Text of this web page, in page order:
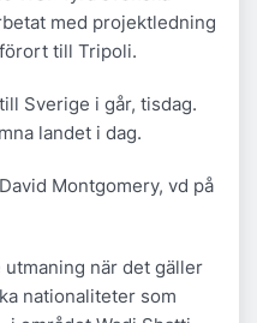
med projektledning
till Tripoli.
Sverige i går, tisdag.
landet i dag.
Montgomery, vd på
utmaning när det gäller
nationaliteter som